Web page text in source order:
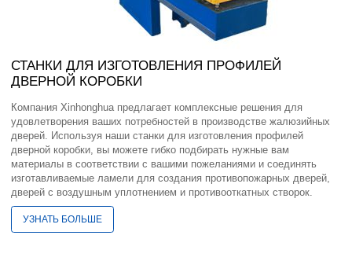
СТАНКИ ДЛЯ ИЗГОТОВЛЕНИЯ ПРОФИЛЕЙ
ДВЕРНОЙ КОРОБКИ
Компания Xinhonghua предлагает комплексные решения для
удовлетворения ваших потребностей в производстве жалюзийных
дверей. Используя наши станки для изготовления профилей
дверной коробки, вы можете гибко подбирать нужные вам
материалы в соответствии с вашими пожеланиями и соединять
изготавливаемые ламели для создания противопожарных дверей,
дверей с воздушным уплотнением и противооткатных створок.
УЗНАТЬ БОЛЬШЕ